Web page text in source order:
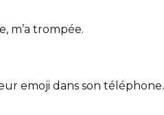
m’a trompée.
emoji dans son téléphone.